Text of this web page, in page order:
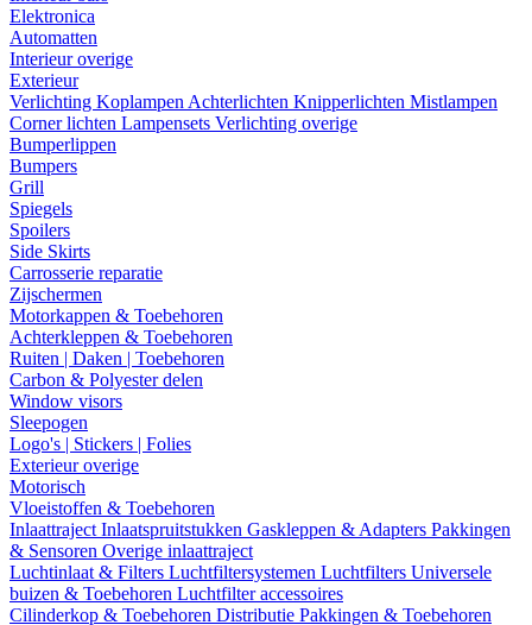
Elektronica
Automatten
Interieur overige
Exterieur
Verlichting Koplampen Achterlichten Knipperlichten Mistlampen
Corner lichten Lampensets Verlichting overige
Bumperlippen
Bumpers
Grill
Spiegels
Spoilers
Side Skirts
Carrosserie reparatie
Zijschermen
Motorkappen & Toebehoren
Achterkleppen & Toebehoren
Ruiten | Daken | Toebehoren
Carbon & Polyester delen
Window visors
Sleepogen
Logo's | Stickers | Folies
Exterieur overige
Motorisch
Vloeistoffen & Toebehoren
Inlaattraject Inlaatspruitstukken Gaskleppen & Adapters Pakkingen
& Sensoren Overige inlaattraject
Luchtinlaat & Filters Luchtfiltersystemen Luchtfilters Universele
buizen & Toebehoren Luchtfilter accessoires
Cilinderkop & Toebehoren Distributie Pakkingen & Toebehoren